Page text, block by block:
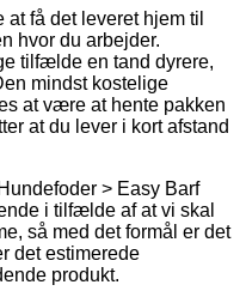
få det leveret hjem til
hvor du arbejder.
tilfælde en tand dyrere,
mindst kostelige
at være at hente pakken
at du lever i kort afstand
> Easy Barf
i tilfælde af at vi skal
så med det formål er det
det estimerede
produkt.